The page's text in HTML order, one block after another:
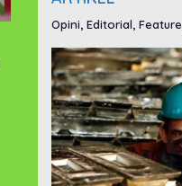
Opini, Editorial, Feature,